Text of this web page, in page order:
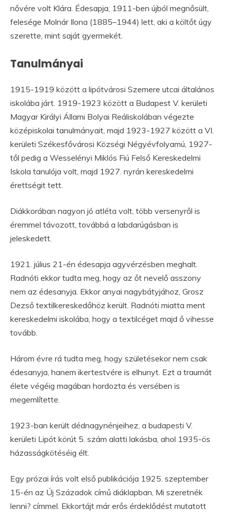
nővére volt Klára. Édesapja, 1911-ben újból megnősült,
felesége Molnár Ilona (1885–1944) lett, aki a költőt úgy
szerette, mint saját gyermekét.
Tanulmányai
1915-1919 között a lipótvárosi Szemere utcai általános
iskolába járt. 1919-1923 között a Budapest V. kerületi
Magyar Királyi Állami Bolyai Reáliskolában végezte
középiskolai tanulmányait, majd 1923-1927 között a VI.
kerületi Székesfővárosi Községi Négyévfolyamú, 1927-
től pedig a Wesselényi Miklós Fiú Felső Kereskedelmi
Iskola tanulója volt, majd 1927. nyrán kereskedelmi
érettségit tett.
Diákkorában nagyon jó atléta volt, több versenyről is
éremmel távozott, továbbá a labdarúgásban is
jeleskedett.
1921. július 21-én édesapja agyvérzésben meghalt.
Radnóti ekkor tudta meg, hogy az őt nevelő asszony
nem az édesanyja. Ekkor anyai nagybátyjához, Grosz
Dezső textilkereskedőhöz került. Radnóti miatta ment
kereskedelmi iskolába, hogy a textilcéget majd ő vihesse
tovább.
Három évre rá tudta meg, hogy születésekor nem csak
édesanyja, hanem ikertestvére is elhunyt. Ezt a traumát
élete végéig magában hordozta és versében is
megemlítette.
1923-ban került dédnagynénjeihez, a budapesti V.
kerületi Lipót körút 5. szám alatti lakásba, ahol 1935-ös
házasságkötéséig élt.
Egy prózai írás volt első publikációja 1925. szeptember
15-én az Új Századok című diáklapban, Mi szeretnék
lenni? címmel. Ekkortájt már erős érdeklődést mutatott